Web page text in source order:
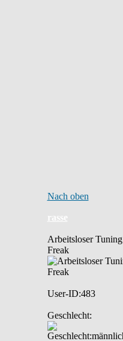
Nach oben
rasse
Arbeitsloser Tuning
Freak
User-ID:483
Geschlecht: